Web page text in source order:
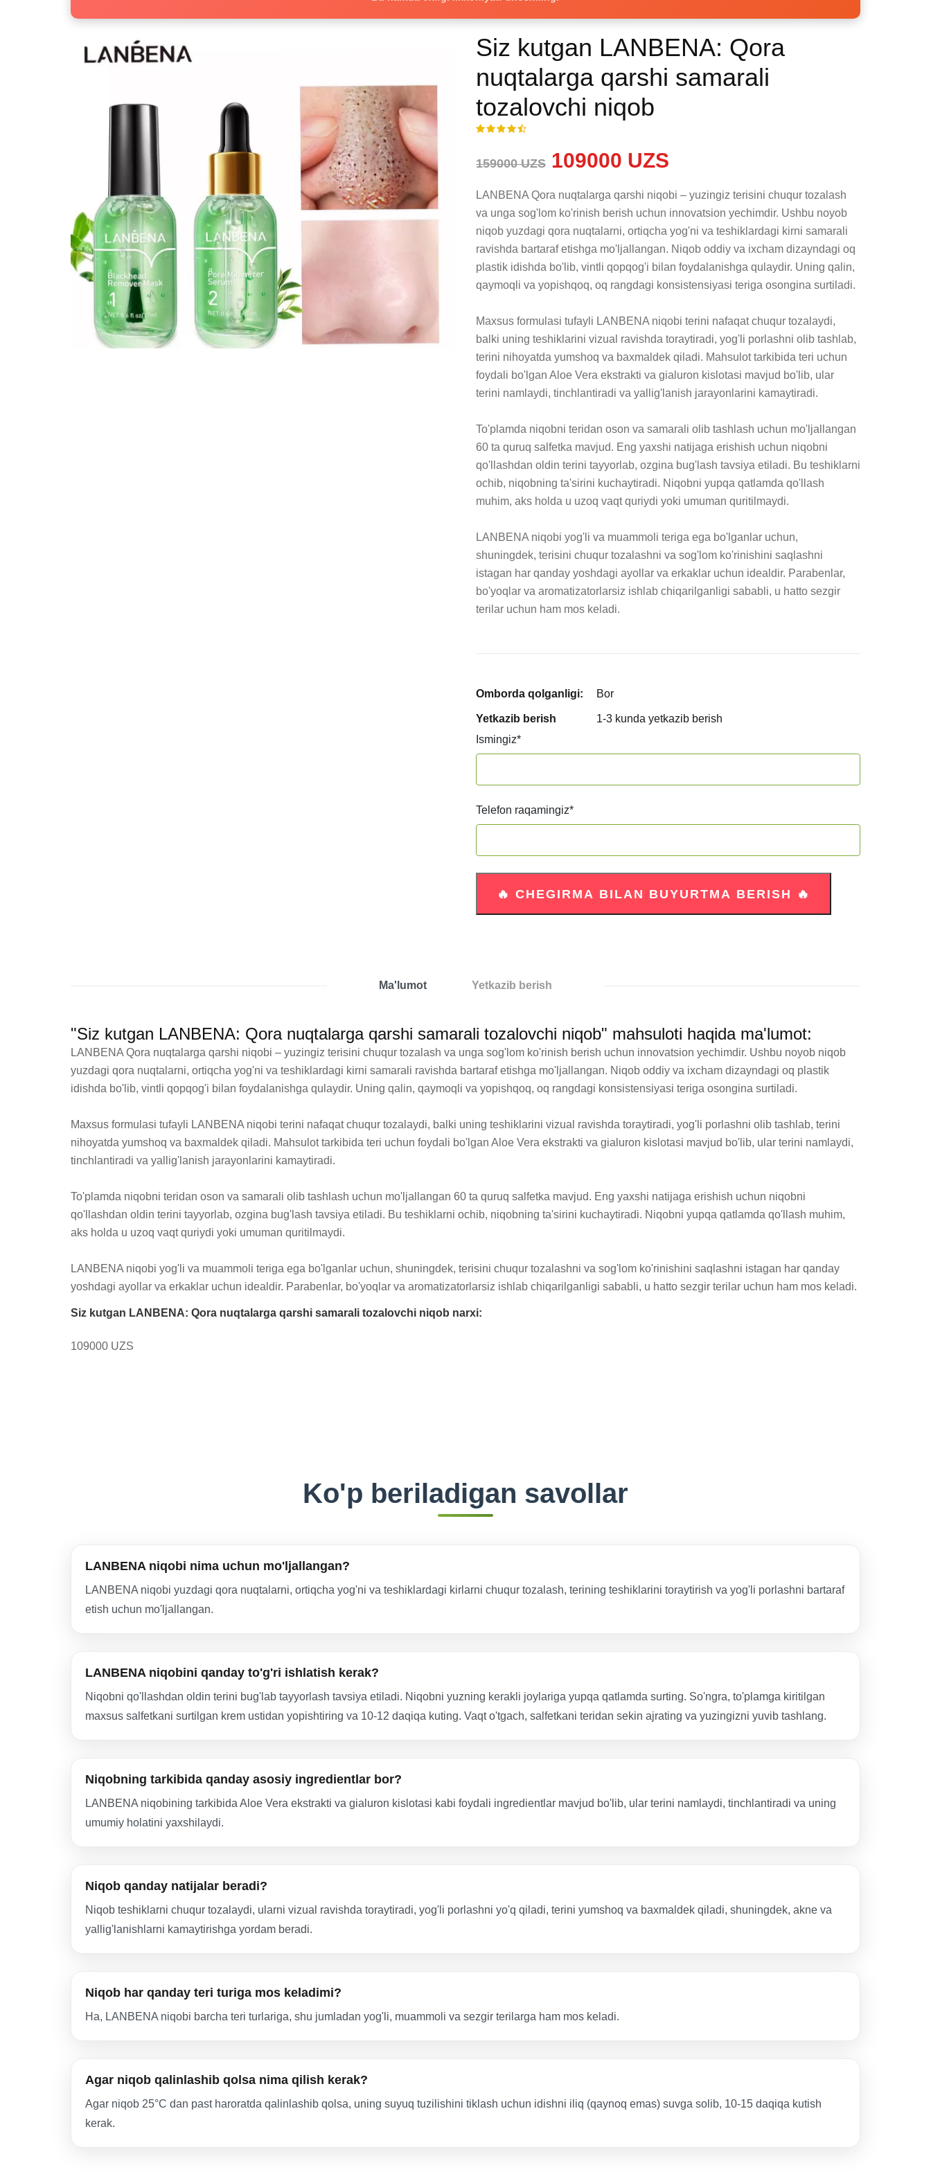
Siz kutgan LANBENA: Qora
nuqtalarga qarshi samarali
tozalovchi niqob
159000 UZS 109000 UZS
LANBENA Qora nuqtalarga qarshi niqobi – yuzingiz terisini chuqur tozalash
va unga sog'lom ko'rinish berish uchun innovatsion yechimdir. Ushbu noyob
niqob yuzdagi qora nuqtalarni, ortiqcha yog'ni va teshiklardagi kirni samarali
ravishda bartaraf etishga mo'ljallangan. Niqob oddiy va ixcham dizayndagi oq
plastik idishda bo'lib, vintli qopqog'i bilan foydalanishga qulaydir. Uning qalin,
qaymoqli va yopishqoq, oq rangdagi konsistensiyasi teriga osongina surtiladi.
Maxsus formulasi tufayli LANBENA niqobi terini nafaqat chuqur tozalaydi,
balki uning teshiklarini vizual ravishda toraytiradi, yog'li porlashni olib tashlab,
terini nihoyatda yumshoq va baxmaldek qiladi. Mahsulot tarkibida teri uchun
foydali bo'lgan Aloe Vera ekstrakti va gialuron kislotasi mavjud bo'lib, ular
terini namlaydi, tinchlantiradi va yallig'lanish jarayonlarini kamaytiradi.
To'plamda niqobni teridan oson va samarali olib tashlash uchun mo'ljallangan
60 ta quruq salfetka mavjud. Eng yaxshi natijaga erishish uchun niqobni
qo'llashdan oldin terini tayyorlab, ozgina bug'lash tavsiya etiladi. Bu teshiklarni
ochib, niqobning ta'sirini kuchaytiradi. Niqobni yupqa qatlamda qo'llash
muhim, aks holda u uzoq vaqt quriydi yoki umuman quritilmaydi.
LANBENA niqobi yog'li va muammoli teriga ega bo'lganlar uchun,
shuningdek, terisini chuqur tozalashni va sog'lom ko'rinishini saqlashni
istagan har qanday yoshdagi ayollar va erkaklar uchun idealdir. Parabenlar,
bo'yoqlar va aromatizatorlarsiz ishlab chiqarilganligi sababli, u hatto sezgir
terilar uchun ham mos keladi.
Omborda qolganligi: Bor
Yetkazib berish
1-3 kunda yetkazib berish
Ismingiz*
Telefon raqamingiz*
Ma'lumot Yetkazib berish
"Siz kutgan LANBENA: Qora nuqtalarga qarshi samarali tozalovchi niqob" mahsuloti haqida ma'lumot:
LANBENA Qora nuqtalarga qarshi niqobi – yuzingiz terisini chuqur tozalash va unga sog'lom ko'rinish berish uchun innovatsion yechimdir. Ushbu noyob niqob
yuzdagi qora nuqtalarni, ortiqcha yog'ni va teshiklardagi kirni samarali ravishda bartaraf etishga mo'ljallangan. Niqob oddiy va ixcham dizayndagi oq plastik
idishda bo'lib, vintli qopqog'i bilan foydalanishga qulaydir. Uning qalin, qaymoqli va yopishqoq, oq rangdagi konsistensiyasi teriga osongina surtiladi.
Maxsus formulasi tufayli LANBENA niqobi terini nafaqat chuqur tozalaydi, balki uning teshiklarini vizual ravishda toraytiradi, yog'li porlashni olib tashlab, terini
nihoyatda yumshoq va baxmaldek qiladi. Mahsulot tarkibida teri uchun foydali bo'lgan Aloe Vera ekstrakti va gialuron kislotasi mavjud bo'lib, ular terini namlaydi,
tinchlantiradi va yallig'lanish jarayonlarini kamaytiradi.
To'plamda niqobni teridan oson va samarali olib tashlash uchun mo'ljallangan 60 ta quruq salfetka mavjud. Eng yaxshi natijaga erishish uchun niqobni
qo'llashdan oldin terini tayyorlab, ozgina bug'lash tavsiya etiladi. Bu teshiklarni ochib, niqobning ta'sirini kuchaytiradi. Niqobni yupqa qatlamda qo'llash muhim,
aks holda u uzoq vaqt quriydi yoki umuman quritilmaydi.
LANBENA niqobi yog'li va muammoli teriga ega bo'lganlar uchun, shuningdek, terisini chuqur tozalashni va sog'lom ko'rinishini saqlashni istagan har qanday
yoshdagi ayollar va erkaklar uchun idealdir. Parabenlar, bo'yoqlar va aromatizatorlarsiz ishlab chiqarilganligi sababli, u hatto sezgir terilar uchun ham mos keladi.
Siz kutgan LANBENA: Qora nuqtalarga qarshi samarali tozalovchi niqob narxi:
109000 UZS
Ko'p beriladigan savollar
LANBENA niqobi nima uchun mo'ljallangan?
LANBENA niqobi yuzdagi qora nuqtalarni, ortiqcha yog'ni va teshiklardagi kirlarni chuqur tozalash, terining teshiklarini toraytirish va yog'li porlashni bartaraf
etish uchun mo'ljallangan.
LANBENA niqobini qanday to'g'ri ishlatish kerak?
Niqobni qo'llashdan oldin terini bug'lab tayyorlash tavsiya etiladi. Niqobni yuzning kerakli joylariga yupqa qatlamda surting. So'ngra, to'plamga kiritilgan
maxsus salfetkani surtilgan krem ustidan yopishtiring va 10-12 daqiqa kuting. Vaqt o'tgach, salfetkani teridan sekin ajrating va yuzingizni yuvib tashlang.
Niqobning tarkibida qanday asosiy ingredientlar bor?
LANBENA niqobining tarkibida Aloe Vera ekstrakti va gialuron kislotasi kabi foydali ingredientlar mavjud bo'lib, ular terini namlaydi, tinchlantiradi va uning
umumiy holatini yaxshilaydi.
Niqob qanday natijalar beradi?
Niqob teshiklarni chuqur tozalaydi, ularni vizual ravishda toraytiradi, yog'li porlashni yo'q qiladi, terini yumshoq va baxmaldek qiladi, shuningdek, akne va
yallig'lanishlarni kamaytirishga yordam beradi.
Niqob har qanday teri turiga mos keladimi?
Ha, LANBENA niqobi barcha teri turlariga, shu jumladan yog'li, muammoli va sezgir terilarga ham mos keladi.
Agar niqob qalinlashib qolsa nima qilish kerak?
Agar niqob 25°C dan past haroratda qalinlashib qolsa, uning suyuq tuzilishini tiklash uchun idishni iliq (qaynoq emas) suvga solib, 10-15 daqiqa kutish
kerak.